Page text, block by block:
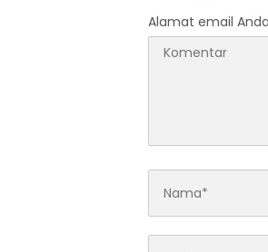
Alamat email